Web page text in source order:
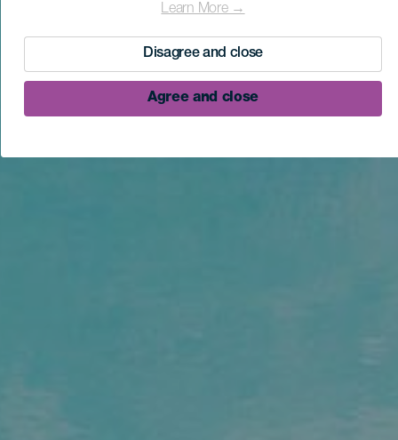
Learn More →
Disagree and close
Agree and close